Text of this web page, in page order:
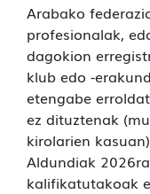
Arabako
profesionalak,
dagokion
klub edo -
etengabe
ez dituztenak
kirolarien
Aldundiak
kalifikatutakoak